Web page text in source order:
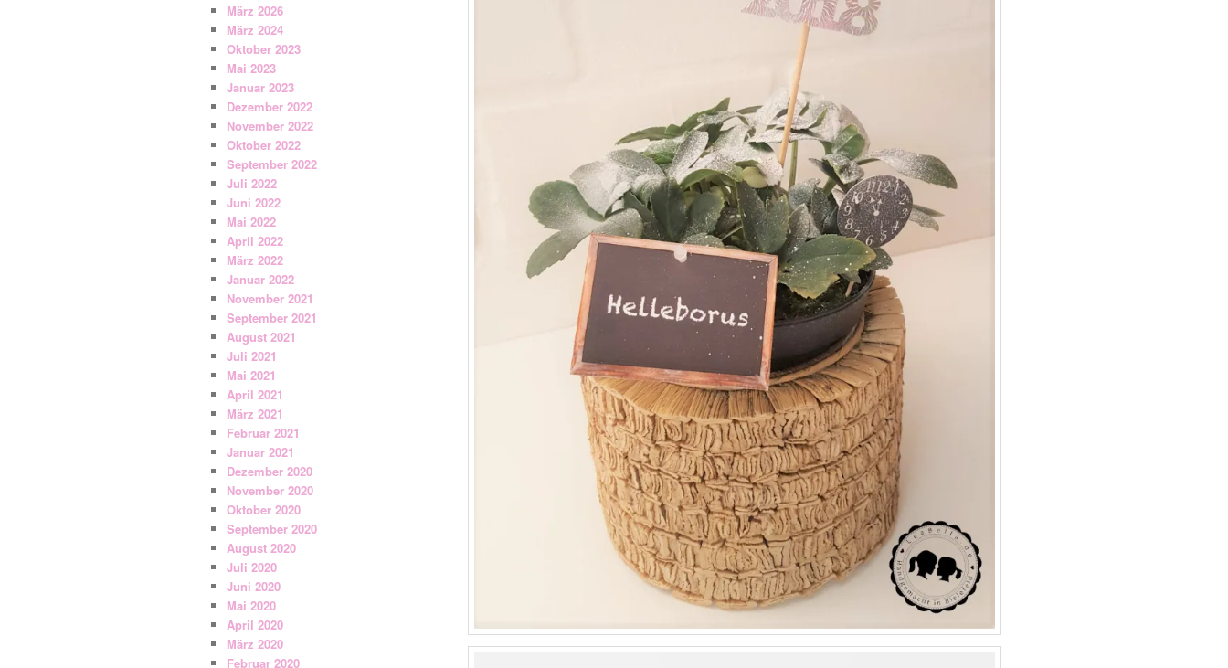
März 2026
März 2024
Oktober 2023
Mai 2023
Januar 2023
Dezember 2022
November 2022
Oktober 2022
September 2022
Juli 2022
Juni 2022
Mai 2022
April 2022
März 2022
Januar 2022
November 2021
September 2021
August 2021
Juli 2021
Mai 2021
April 2021
März 2021
Februar 2021
Januar 2021
Dezember 2020
November 2020
Oktober 2020
September 2020
August 2020
Juli 2020
Juni 2020
Mai 2020
April 2020
März 2020
Februar 2020